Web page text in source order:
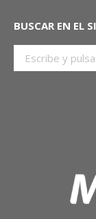
BUSCAR EN EL